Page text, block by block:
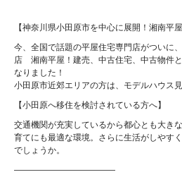
【神奈川県小田原市を中心に展開！湘南平屋
今、全国で話題の平屋住宅専門店がついに
店 湘南平屋！建売、中古住宅、中古物件
なりました！
小田原市近郊エリアの方は、モデルハウス
【小田原へ移住を検討されている方へ】
交通機関が充実しているから都心とも大き
育てにも最適な環境。さらに生活がしやす
でしょうか。
————————————